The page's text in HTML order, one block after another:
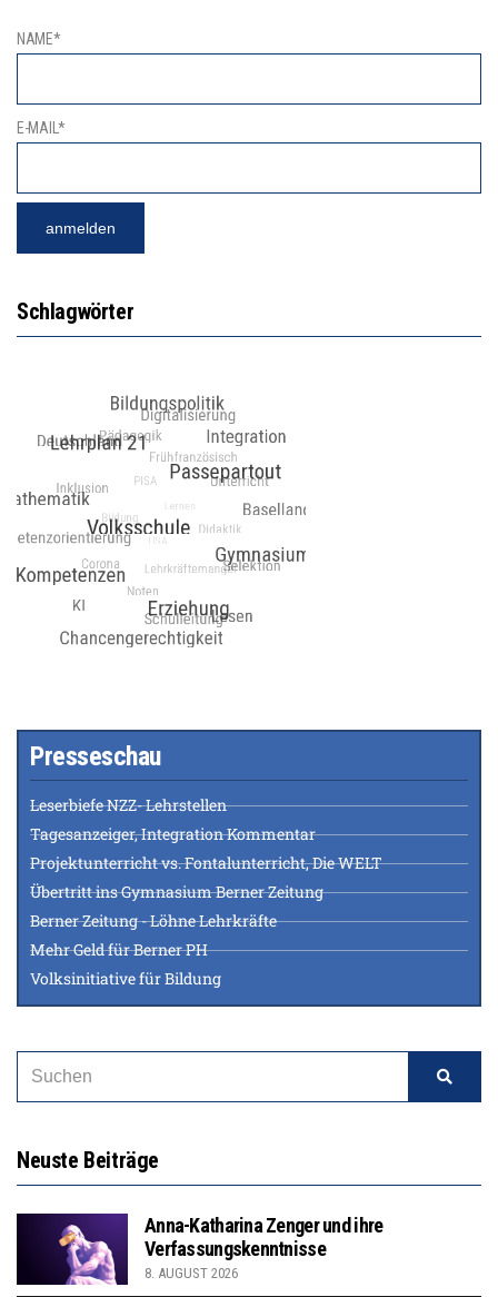
NAME*
E-MAIL*
Schlagwörter
Presseschau
Leserbiefe NZZ- Lehrstellen
Tagesanzeiger, Integration Kommentar
Projektunterricht vs. Fontalunterricht, Die WELT
Übertritt ins Gymnasium Berner Zeitung
Berner Zeitung - Löhne Lehrkräfte
Mehr Geld für Berner PH
Volksinitiative für Bildung
Neuste Beiträge
Anna-Katharina Zenger und ihre
Verfassungskenntnisse
8. AUGUST 2026